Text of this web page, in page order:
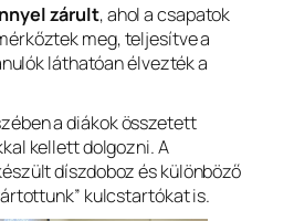
zárult, ahol a csapatok
meg, teljesítve a
láthatóan élvezték a
a diákok összetett
kellett dolgozni. A
díszdoboz és különböző
kulcstartókat is.